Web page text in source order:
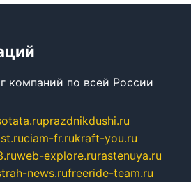
компаний по всей России
prazdnikdushi.ru
ciam-fr.rukraft-you.ru
web-explore.rurastenuya.ru
news.rufreeride-team.ru